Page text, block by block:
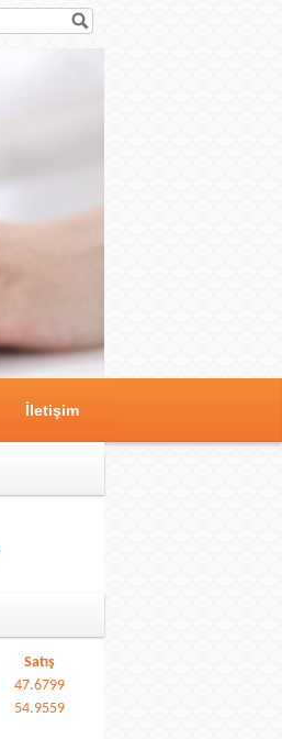
İletişim
Satış
47.6799
54.9559